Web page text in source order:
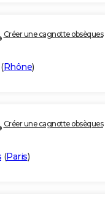
Créer une cagnotte obsèques
(Rhône)
Créer une cagnotte obsèques
(Paris)